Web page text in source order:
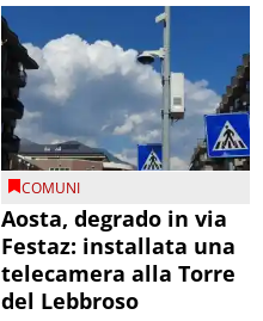
COMUNI
Aosta, degrado in via
Festaz: installata una
telecamera alla Torre
del Lebbroso